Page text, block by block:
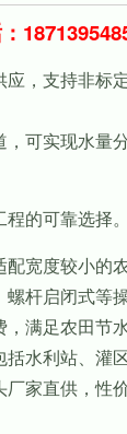
，支持非标
可实现水量
的可靠选择。
宽度较小的
杆启闭式等
满足农田节
水利站、灌
家直供，性